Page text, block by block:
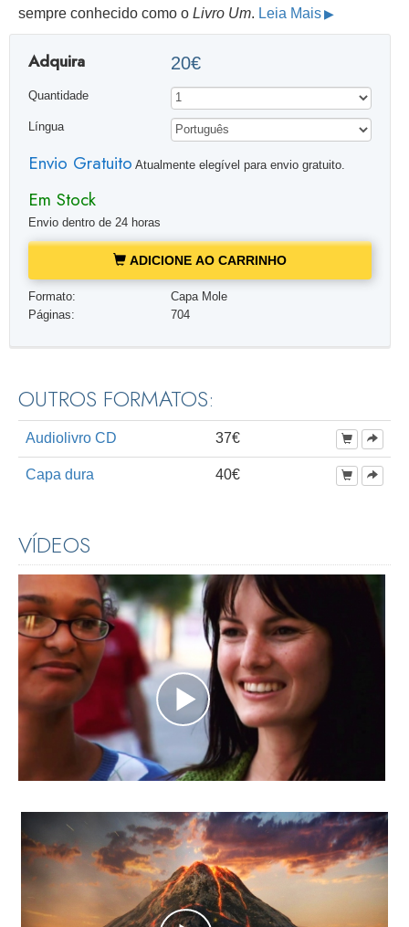
sempre conhecido como o Livro Um. Leia Mais
Adquira 20€
Quantidade
Língua
Envio Gratuito Atualmente elegível para envio gratuito.
Em Stock
Envio dentro de 24 horas
ADICIONE AO CARRINHO
Formato:
Capa Mole
Páginas:
704
OUTROS FORMATOS:
Audiolivro CD 37€
Capa dura 40€
VÍDEOS